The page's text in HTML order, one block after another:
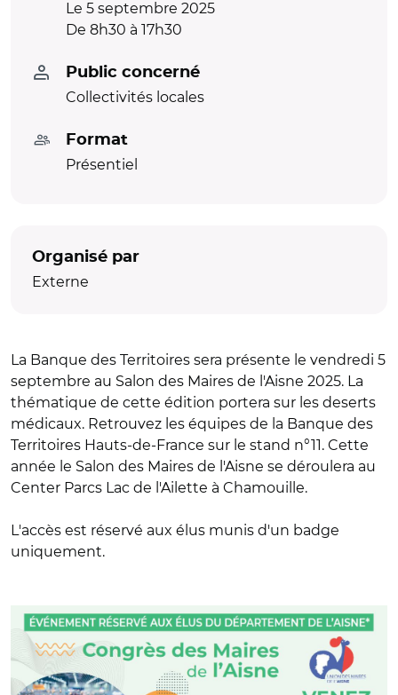
Le 5 septembre 2025
De 8h30 à 17h30
Public concerné
Collectivités locales
Format
Présentiel
Organisé par
Externe
La Banque des Territoires sera présente le vendredi 5
septembre au Salon des Maires de l'Aisne 2025. La
thématique de cette édition portera sur les deserts
médicaux. Retrouvez les équipes de la Banque des
Territoires Hauts-de-France sur le stand n°11. Cette
année le Salon des Maires de l'Aisne se déroulera au
Center Parcs Lac de l'Ailette à Chamouille.
L'accès est réservé aux élus munis d'un badge
uniquement.